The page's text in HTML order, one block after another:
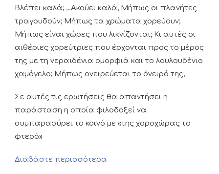
Βλέπει καλά; …Ακούει καλά; Μήπως οι πλανήτες
τραγουδούν; Μήπως τα χρώματα χορεύουν;
Μήπως είναι χώρες που λικνίζονται; Κι αυτές οι
αιθέριες χορεύτριες που έρχονται προς το μέρος
της με τη νεραϊδένια ομορφιά και το λουλουδένιο
χαμόγελο; Μήπως ονειρεύεται το όνειρό της;
Σε αυτές τις ερωτήσεις θα απαντήσει η
παράσταση η οποία φιλοδοξεί να
συμπαρασύρει το κοινό με «της χοροχώρας το
φτερό»
Διαβάστε περισσότερα